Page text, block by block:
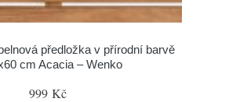
předložka v přírodní barvě
cm Acacia – Wenko
999 Kč